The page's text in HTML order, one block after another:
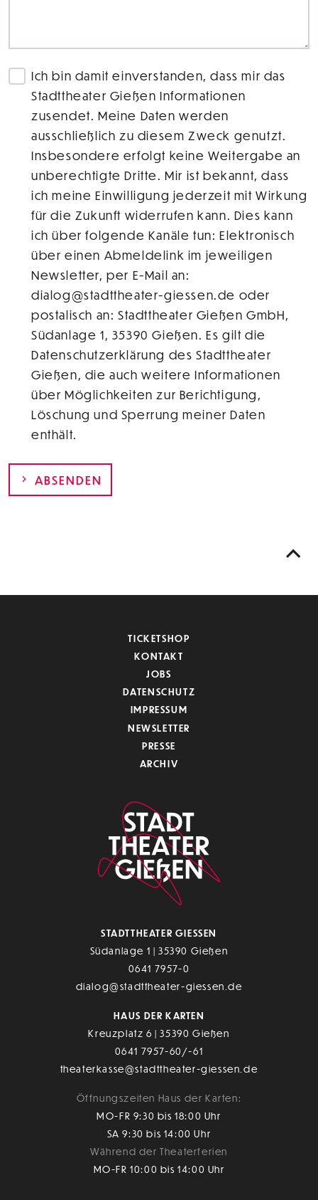
Ich bin damit einverstanden, dass mir das
Stadttheater Gießen Informationen
zusendet. Meine Daten werden
ausschließlich zu diesem Zweck genutzt.
Insbesondere erfolgt keine Weitergabe an
unberechtigte Dritte. Mir ist bekannt, dass
ich meine Einwilligung jederzeit mit Wirkung
für die Zukunft widerrufen kann. Dies kann
ich über folgende Kanäle tun: Elektronisch
über einen Abmeldelink im jeweiligen
Newsletter, per E-Mail an:
dialog@stadttheater-giessen.de oder
postalisch an: Stadttheater Gießen GmbH,
Südanlage 1, 35390 Gießen. Es gilt die
Datenschutzerklärung des Stadttheater
Gießen, die auch weitere Informationen
über Möglichkeiten zur Berichtigung,
Löschung und Sperrung meiner Daten
enthält.
ABSENDEN
TICKETSHOP
KONTAKT
JOBS
DATENSCHUTZ
IMPRESSUM
NEWSLETTER
PRESSE
ARCHIV
STADTTHEATER GIESSEN
Südanlage 1 | 35390 Gießen
0641 7957-0
dialog@stadttheater-giessen.de
HAUS DER KARTEN
Kreuzplatz 6 | 35390 Gießen
0641 7957-60/-61
theaterkasse@stadttheater-giessen.de
Öffnungszeiten Haus der Karten:
MO-FR 9:30 bis 18:00 Uhr
SA 9:30 bis 14:00 Uhr
Während der Theaterferien
MO-FR 10:00 bis 14:00 Uhr